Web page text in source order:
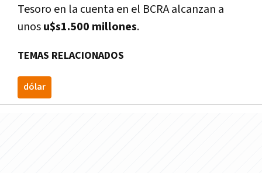
Tesoro en la cuenta en el BCRA alcanzan a
unosu$s1.500 millones.
TEMAS RELACIONADOS
dólar